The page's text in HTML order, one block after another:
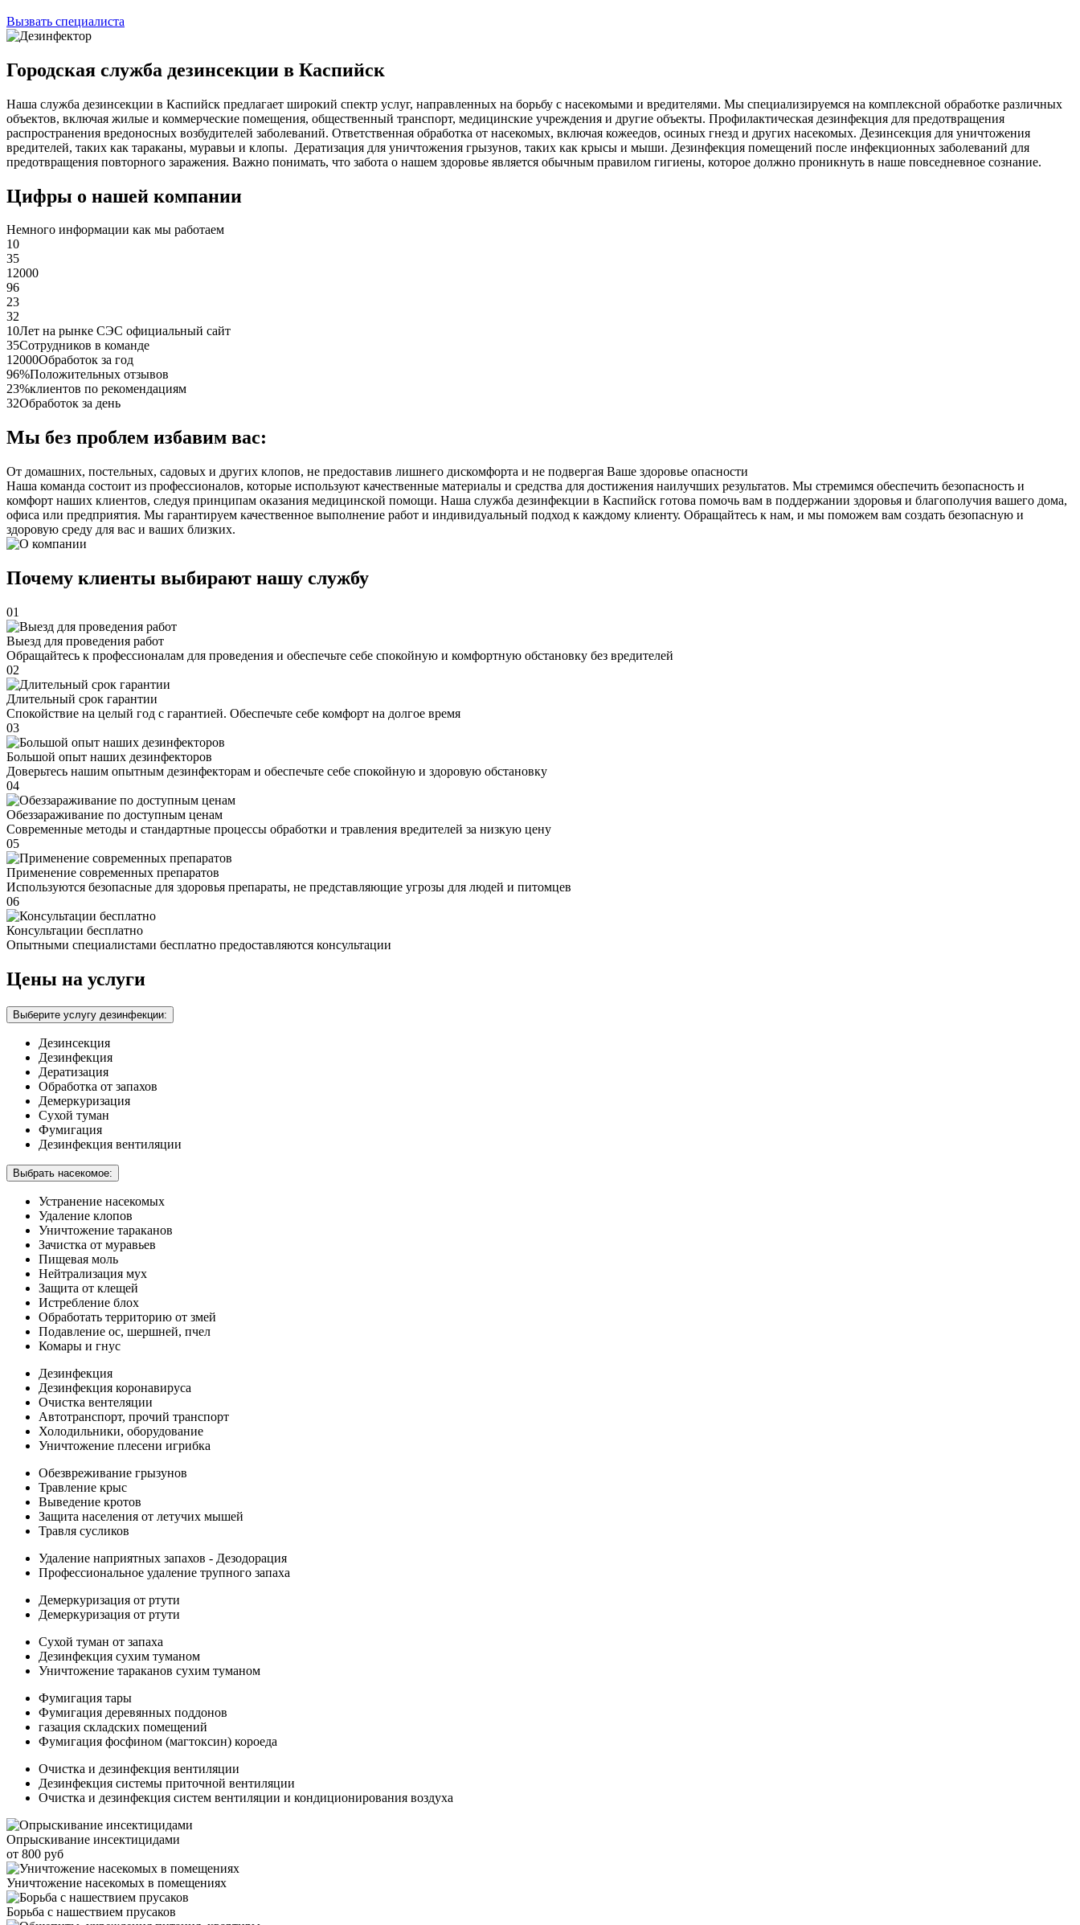
Вызвать специалиста
Городская служба дезинсекции в Каспийск
Наша служба дезинсекции в Каспийск предлагает широкий спектр услуг, направленных на борьбу с насекомыми и вредителями. Мы специализируемся на комплексной обработке различных
объектов, включая жилые и коммерческие помещения, общественный транспорт, медицинские учреждения и другие объекты. Профилактическая дезинфекция для предотвращения
распространения вредоносных возбудителей заболеваний. Ответственная обработка от насекомых, включая кожеедов, осиных гнезд и других насекомых. Дезинсекция для уничтожения
вредителей, таких как тараканы, муравьи и клопы. Дератизация для уничтожения грызунов, таких как крысы и мыши. Дезинфекция помещений после инфекционных заболеваний для
предотвращения повторного заражения. Важно понимать, что забота о нашем здоровье является обычным правилом гигиены, которое должно проникнуть в наше повседневное сознание.
Цифры о нашей компании
Немного информации как мы работаем
10
35
12000
96
23
32
10Лет на рынке СЭС официальный сайт
35Сотрудников в команде
12000Обработок за год
96%Положительных отзывов
23%клиентов по рекомендациям
32Обработок за день
Мы без проблем избавим вас:
От домашних, постельных, садовых и других клопов, не предоставив лишнего дискомфорта и не подвергая Ваше здоровье опасности
Наша команда состоит из профессионалов, которые используют качественные материалы и средства для достижения наилучших результатов. Мы стремимся обеспечить безопасность и
комфорт наших клиентов, следуя принципам оказания медицинской помощи. Наша служба дезинфекции в Каспийск готова помочь вам в поддержании здоровья и благополучия вашего дома,
офиса или предприятия. Мы гарантируем качественное выполнение работ и индивидуальный подход к каждому клиенту. Обращайтесь к нам, и мы поможем вам создать безопасную и
здоровую среду для вас и ваших близких.
Почему клиенты выбирают нашу службу
01
Выезд для проведения работ
Обращайтесь к профессионалам для проведения и обеспечьте себе спокойную и комфортную обстановку без вредителей
02
Длительный срок гарантии
Спокойствие на целый год с гарантией. Обеспечьте себе комфорт на долгое время
03
Большой опыт наших дезинфекторов
Доверьтесь нашим опытным дезинфекторам и обеспечьте себе спокойную и здоровую обстановку
04
Обеззараживание по доступным ценам
Современные методы и стандартные процессы обработки и травления вредителей за низкую цену
05
Применение современных препаратов
Используются безопасные для здоровья препараты, не представляющие угрозы для людей и питомцев
06
Консультации бесплатно
Опытными специалистами бесплатно предоставляются консультации
Цены на услуги
Выберите услугу дезинфекции:
Дезинсекция
Дезинфекция
Дератизация
Обработка от запахов
Демеркуризация
Сухой туман
Фумигация
Дезинфекция вентиляции
Выбрать насекомое:
Устранение насекомых
Удаление клопов
Уничтожение тараканов
Зачистка от муравьев
Пищевая моль
Нейтрализация мух
Защита от клещей
Истребление блох
Обработать территорию от змей
Подавление ос, шершней, пчел
Комары и гнус
Дезинфекция
Дезинфекция коронавируса
Очистка вентеляции
Автотранспорт, прочий транспорт
Холодильники, оборудование
Уничтожение плесени игрибка
Обезвреживание грызунов
Травление крыс
Выведение кротов
Защита населения от летучих мышей
Травля сусликов
Удаление наприятных запахов - Дезодорация
Профессиональное удаление трупного запаха
Демеркуризация от ртути
Демеркуризация от ртути
Сухой туман от запаха
Дезинфекция сухим туманом
Уничтожение тараканов сухим туманом
Фумигация тары
Фумигация деревянных поддонов
газация складских помещений
Фумигация фосфином (магтоксин) короеда
Очистка и дезинфекция вентиляции
Дезинфекция системы приточной вентиляции
Очистка и дезинфекция систем вентиляции и кондиционирования воздуха
Опрыскивание инсектицидами
от 800 руб
Уничтожение насекомых в помещениях
Борьба с нашествием прусаков